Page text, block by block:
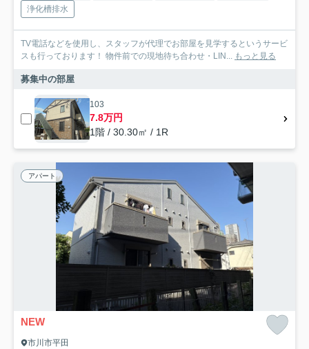
浄化槽排水
TV電話などを使用し、スタッフが代理でお部屋を見学するというサービ
スも行っております！ 物件前での現地待ち合わせ・LIN... もっと見る
募集中の部屋
103
7.8万円
1階 / 30.30㎡ / 1R
アパート
NEW
市川市平田